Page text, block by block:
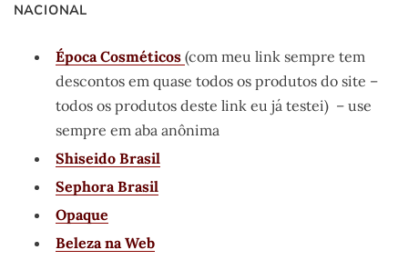
NACIONAL
Época Cosméticos (com meu link sempre tem
descontos em quase todos os produtos do site –
todos os produtos deste link eu já testei) – use
sempre em aba anônima
Shiseido Brasil
Sephora Brasil
Opaque
Beleza na Web